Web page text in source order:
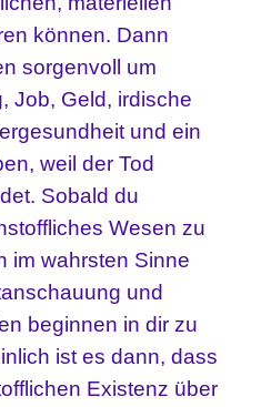
können. Dann
sorgenvoll um
Job, Geld, irdische
und ein
weil der Tod
Sobald du
Wesen zu
im wahrsten Sinne
und
beginnen in dir zu
ist es dann, dass
Existenz über